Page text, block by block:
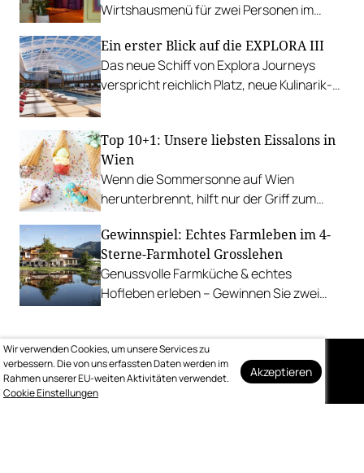
Wirtshausmenü für zwei Personen im
Gumpoldskirchen.
Ein erster Blick auf die EXPLORA III
Das neue Schiff von Explora Journeys
verspricht reichlich Platz, neue Kulinarik-
Top 10+1: Unsere liebsten Eissalons in
Wien
Wenn die Sommersonne auf Wien
herunterbrennt, hilft nur der Griff zum
uns am liebsten ab.
Gewinnspiel: Echtes Farmleben im 4-
Sterne-Farmhotel Grosslehen
Genussvolle Farmküche & echtes
Hofleben erleben – Gewinnen Sie zwei
Auf dem Laufenden
Wir verwenden Cookies, um unsere Services zu
verbessern. Die von uns erfassten Daten werden im
Rahmen unserer EU-weiten Aktivitäten verwendet.
Cookie Einstellungen
Akzeptieren